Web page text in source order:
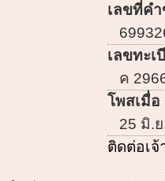
เลขที่ค
เลขทะเ
ค
โพสเมื่อ
25 มิ.
ติดต่อเจ้